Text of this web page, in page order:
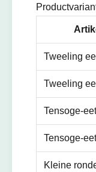
Tweeling
Tweeling
Tensoge-
Tensoge-
Kleine